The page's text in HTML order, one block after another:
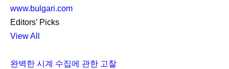
www.bulgari.com
Editors’ Picks
View All
완벽한 시계 수집에 관한 고찰